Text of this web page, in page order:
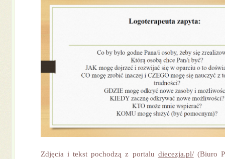
Zdjęcia i tekst pochodzą z portalu diecezja.pl/(Biuro